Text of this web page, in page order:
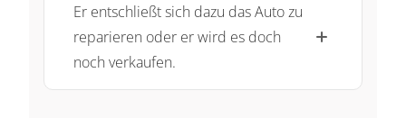
Er entschließt sich dazu das Auto zu
reparieren oder er wird es doch
noch verkaufen.